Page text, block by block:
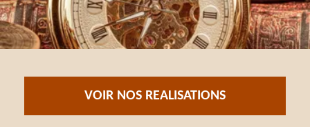
VOIR NOS REALISATIONS